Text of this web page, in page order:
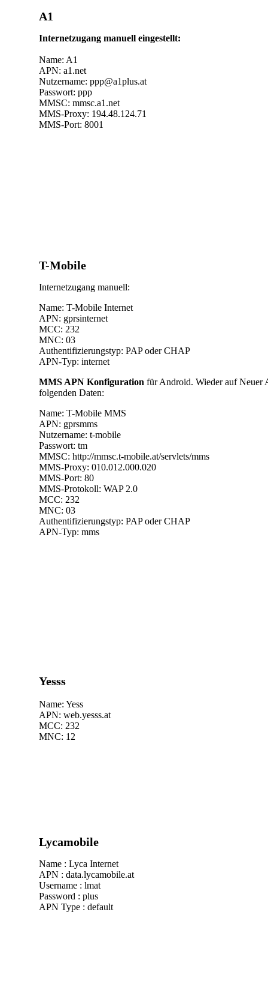
A1
Internetzugang manuell eingestellt:
Name: A1
APN: a1.net
Nutzername: ppp@a1plus.at
Passwort: ppp
MMSC: mmsc.a1.net
MMS-Proxy: 194.48.124.71
MMS-Port: 8001
T-Mobile
Internetzugang manuell:
Name: T-Mobile Internet
APN: gprsinternet
MCC: 232
MNC: 03
Authentifizierungstyp: PAP oder CHAP
APN-Typ: internet
MMS APN Konfiguration für Android. Wieder auf Neuer
folgenden Daten:
Name: T-Mobile MMS
APN: gprsmms
Nutzername: t-mobile
Passwort: tm
MMSC: http://mmsc.t-mobile.at/servlets/mms
MMS-Proxy: 010.012.000.020
MMS-Port: 80
MMS-Protokoll: WAP 2.0
MCC: 232
MNC: 03
Authentifizierungstyp: PAP oder CHAP
APN-Typ: mms
Yesss
Name: Yess
APN: web.yesss.at
MCC: 232
MNC: 12
Lycamobile
Name : Lyca Internet
APN : data.lycamobile.at
Username : lmat
Password : plus
APN Type : default